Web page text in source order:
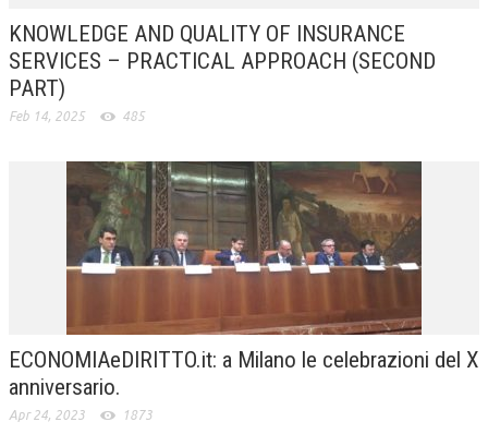
KNOWLEDGE AND QUALITY OF INSURANCE
SERVICES – PRACTICAL APPROACH (SECOND
PART)
Feb 14, 2025 485
ECONOMIAeDIRITTO.it: a Milano le celebrazioni del X
anniversario.
Apr 24, 2023 1873